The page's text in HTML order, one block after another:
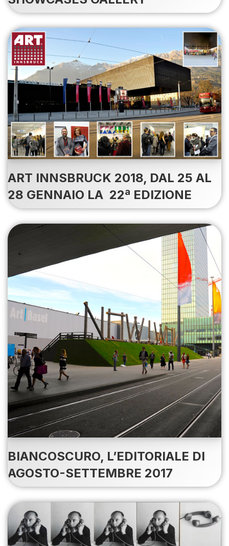
ART INNSBRUCK 2018, DAL 25 AL
28 GENNAIO LA 22ª EDIZIONE
BIANCOSCURO, L’EDITORIALE DI
AGOSTO-SETTEMBRE 2017